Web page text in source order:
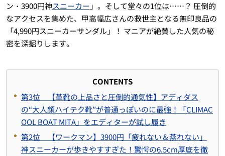
ン・3900円神スニーカー 」。そして堂々の1位は……？ 圧倒的
なアクセスを集めた、甲高幅広さんの救世主となる無印良品の
「4,990円スニーカーサンダル」！ マニアが絶賛した人気の秘
密を深掘りします。
CONTENTS
第3位 【革靴の上品さと圧倒的通気性】アディダス
の“大人顔ハイテク靴”が普通っぽいのに最強！「CLIMAC
OOL BOAT MITA」をエディターが試し履き
第2位 【ワークマン】3900円「疲れない＆蒸れない」
神スニーカーが歩きやすすぎた！驚愕の6.5cm厚底を徹